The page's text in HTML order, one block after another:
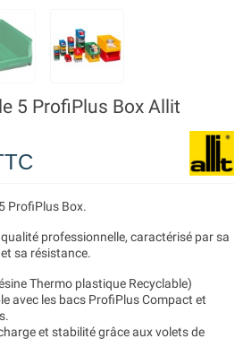
5 ProfiPlus Box Allit
ProfiPlus Box.
professionnelle, caractérisé par sa
sa résistance.
Thermo plastique Recyclable)
avec les bacs ProfiPlus Compact et
et stabilité grâce aux volets de